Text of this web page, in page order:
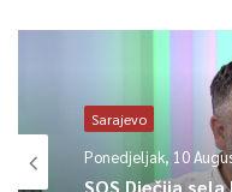
za ovu pandemiju.
sedam ustanova, od
ustanove zdravstvene
bolnica i Hitna pomoć“
Sarajevo
Ponedjeljak, 10
SOS Dječija